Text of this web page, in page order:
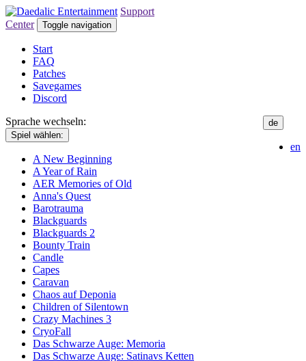
Support
Center
Toggle navigation
Start
FAQ
Patches
Savegames
Discord
Sprache wechseln:
de
en
Spiel wählen:
A New Beginning
A Year of Rain
AER Memories of Old
Anna's Quest
Barotrauma
Blackguards
Blackguards 2
Bounty Train
Candle
Capes
Caravan
Chaos auf Deponia
Children of Silentown
Crazy Machines 3
CryoFall
Das Schwarze Auge: Memoria
Das Schwarze Auge: Satinavs Ketten